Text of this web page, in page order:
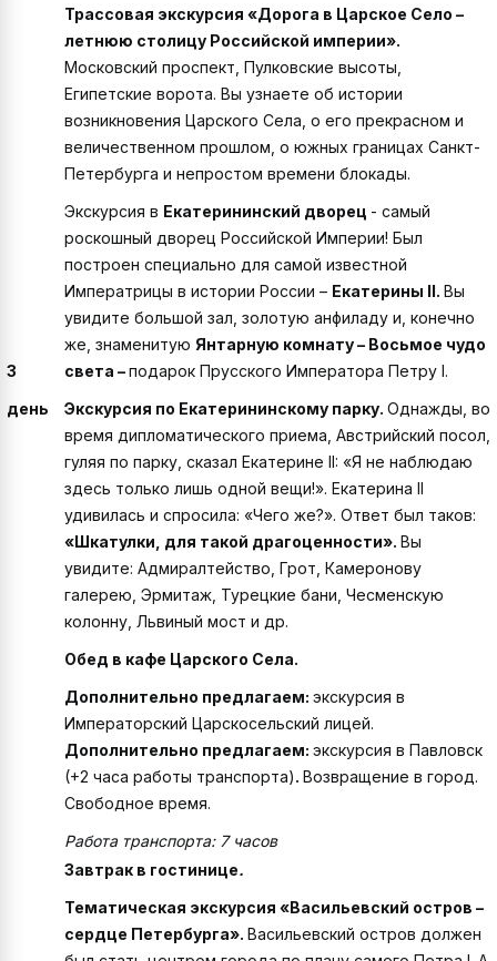
3
день
Трассовая экскурсия «Дорога в Царское Село –
летнюю столицу Российской империи».
Московский проспект, Пулковские высоты,
Египетские ворота. Вы узнаете об истории
возникновения Царского Села, о его прекрасном и
величественном прошлом, о южных границах Санкт-
Петербурга и непростом времени блокады.
Экскурсия в Екатерининский дворец - самый
роскошный дворец Российской Империи! Был
построен специально для самой известной
Императрицы в истории России – Екатерины II. Вы
увидите большой зал, золотую анфиладу и, конечно
же, знаменитую Янтарную комнату – Восьмое чудо
света –подарок Прусского Императора Петру I.
Экскурсия по Екатерининскому парку. Однажды, во
время дипломатического приема, Австрийский посол,
гуляя по парку, сказал Екатерине II: «Я не наблюдаю
здесь только лишь одной вещи!». Екатерина II
удивилась и спросила: «Чего же?». Ответ был таков:
«Шкатулки, для такой драгоценности». Вы
увидите: Адмиралтейство, Грот, Камеронову
галерею, Эрмитаж, Турецкие бани, Чесменскую
колонну, Львиный мост и др.
Обед в кафе Царского Села.
Дополнительно предлагаем: экскурсия в
Императорский Царскосельский лицей.
Дополнительно предлагаем: экскурсия в Павловск
(+2 часа работы транспорта). Возвращение в город.
Свободное время.
Работа транспорта: 7 часов
Завтрак в гостинице.
Тематическая экскурсия «Васильевский остров –
сердце Петербурга». Васильевский остров должен